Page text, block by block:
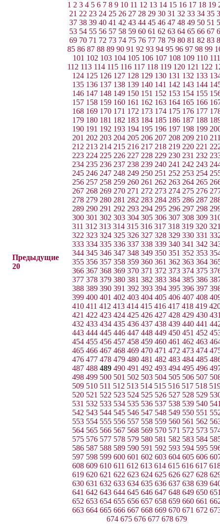
Предыдущие
20
1 2 3 4 5 6 7 8 9 10 11 12 13 14 15 16 17 18 19
21 22 23 24 25 26 27 28 29 30 31 32 33 34 35
37 38 39 40 41 42 43 44 45 46 47 48 49 50 51
53 54 55 56 57 58 59 60 61 62 63 64 65 66 67
69 70 71 72 73 74 75 76 77 78 79 80 81 82 83
85 86 87 88 89 90 91 92 93 94 95 96 97 98 99
101 102 103 104 105 106 107 108 109 110 111
112 113 114 115 116 117 118 119 120 121 122
124 125 126 127 128 129 130 131 132 133
135 136 137 138 139 140 141 142 143 144
146 147 148 149 150 151 152 153 154 155
157 158 159 160 161 162 163 164 165 166
168 169 170 171 172 173 174 175 176 177
179 180 181 182 183 184 185 186 187 188
190 191 192 193 194 195 196 197 198 199
201 202 203 204 205 206 207 208 209 210
212 213 214 215 216 217 218 219 220 221
223 224 225 226 227 228 229 230 231 232
234 235 236 237 238 239 240 241 242 243
245 246 247 248 249 250 251 252 253 254
256 257 258 259 260 261 262 263 264 265
267 268 269 270 271 272 273 274 275 276
278 279 280 281 282 283 284 285 286 287
289 290 291 292 293 294 295 296 297 298
300 301 302 303 304 305 306 307 308 309
311 312 313 314 315 316 317 318 319 320
322 323 324 325 326 327 328 329 330 331
333 334 335 336 337 338 339 340 341 342
344 345 346 347 348 349 350 351 352 353
355 356 357 358 359 360 361 362 363 364
366 367 368 369 370 371 372 373 374 375
377 378 379 380 381 382 383 384 385 386
388 389 390 391 392 393 394 395 396 397
399 400 401 402 403 404 405 406 407 408
410 411 412 413 414 415 416 417 418 419
421 422 423 424 425 426 427 428 429 430
432 433 434 435 436 437 438 439 440 441
443 444 445 446 447 448 449 450 451 452
454 455 456 457 458 459 460 461 462 463
465 466 467 468 469 470 471 472 473 474
476 477 478 479 480 481 482 483 484 485
487 488 489 490 491 492 493 494 495 496
498 499 500 501 502 503 504 505 506 507
509 510 511 512 513 514 515 516 517 518
520 521 522 523 524 525 526 527 528 529
531 532 533 534 535 536 537 538 539 540
542 543 544 545 546 547 548 549 550 551
553 554 555 556 557 558 559 560 561 562
564 565 566 567 568 569 570 571 572 573
575 576 577 578 579 580 581 582 583 584
586 587 588 589 590 591 592 593 594 595
597 598 599 600 601 602 603 604 605 606
608 609 610 611 612 613 614 615 616 617
619 620 621 622 623 624 625 626 627 628
630 631 632 633 634 635 636 637 638 639
641 642 643 644 645 646 647 648 649 650
652 653 654 655 656 657 658 659 660 661
663 664 665 666 667 668 669 670 671 672
674 675 676 677 678 679